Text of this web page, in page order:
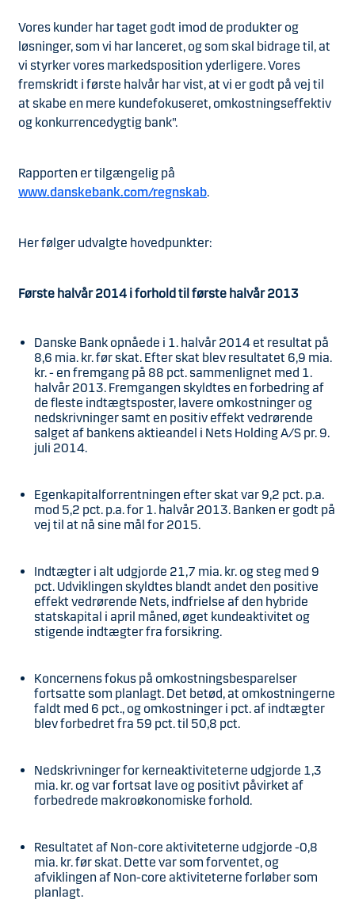
Vores kunder har taget godt imod de produkter og
løsninger, som vi har lanceret, og som skal bidrage til, at
vi styrker vores markedsposition yderligere. Vores
fremskridt i første halvår har vist, at vi er godt på vej til
at skabe en mere kundefokuseret, omkostningseffektiv
og konkurrencedygtig bank".
Rapporten er tilgængelig på
www.danskebank.com/regnskab.
Her følger udvalgte hovedpunkter:
Første halvår 2014 i forhold til første halvår 2013
Danske Bank opnåede i 1. halvår 2014 et resultat på
8,6 mia. kr. før skat. Efter skat blev resultatet 6,9 mia.
kr. - en fremgang på 88 pct. sammenlignet med 1.
halvår 2013. Fremgangen skyldtes en forbedring af
de fleste indtægtsposter, lavere omkostninger og
nedskrivninger samt en positiv effekt vedrørende
salget af bankens aktieandel i Nets Holding A/S pr. 9.
juli 2014.
Egenkapitalforrentningen efter skat var 9,2 pct. p.a.
mod 5,2 pct. p.a. for 1. halvår 2013. Banken er godt på
vej til at nå sine mål for 2015.
Indtægter i alt udgjorde 21,7 mia. kr. og steg med 9
pct. Udviklingen skyldtes blandt andet den positive
effekt vedrørende Nets, indfrielse af den hybride
statskapital i april måned, øget kundeaktivitet og
stigende indtægter fra forsikring.
Koncernens fokus på omkostningsbesparelser
fortsatte som planlagt. Det betød, at omkostningerne
faldt med 6 pct., og omkostninger i pct. af indtægter
blev forbedret fra 59 pct. til 50,8 pct.
Nedskrivninger for kerneaktiviteterne udgjorde 1,3
mia. kr. og var fortsat lave og positivt påvirket af
forbedrede makroøkonomiske forhold.
Resultatet af Non-core aktiviteterne udgjorde -0,8
mia. kr. før skat. Dette var som forventet, og
afviklingen af Non-core aktiviteterne forløber som
planlagt.